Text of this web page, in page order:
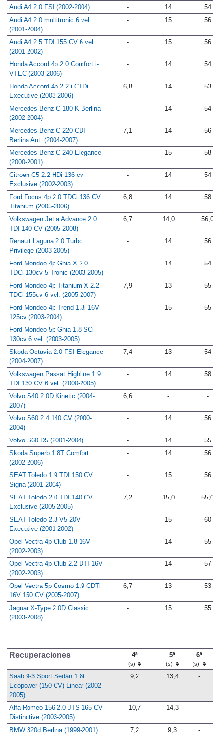
Audi A4 2.0 FSI (2002-2004) - 14
54
Audi A4 2.0 multitronic 6 vel.
(2001-2004)
- 15 56
Audi A4 2.5 TDI 155 CV 6 vel.
(2001-2002)
- 15 56
Honda Accord 4p 2.0 Comfort i-
VTEC (2003-2006)
- 14 54
Honda Accord 4p 2.2 i-CTDi
Executive (2003-2006)
6,8 14 53
Mercedes-Benz C 180 K Berlina
(2002-2004)
- 14 54
Mercedes-Benz C 220 CDI
Berlina Aut. (2004-2007)
7,1 14 56
Mercedes-Benz C 240 Elegance
(2000-2001)
- 15 58
Citroën C5 2.2 HDi 136 cv
Exclusive (2002-2003)
- 14 54
Ford Focus 4p 2.0 TDCi 136 CV
Titanium (2005-2006)
6,8 14 58
Volkswagen Jetta Advance 2.0
TDI 140 CV (2005-2008)
6,7 14,0 56,0
Renault Laguna 2.0 Turbo
Privilege (2003-2005)
- 14 56
Ford Mondeo 4p Ghia X 2.0
TDCi 130cv 5-Tronic (2003-2005)
- 14 54
Ford Mondeo 4p Titanium X 2.2
TDCi 155cv 6 vel. (2005-2007)
7,9 13 55
Ford Mondeo 4p Trend 1.8i 16V
125cv (2003-2004)
- 15 55
Ford Mondeo 5p Ghia 1.8 SCi
130cv 6 vel. (2003-2005)
- - -
Skoda Octavia 2.0 FSI Elegance
(2004-2007)
7,4 13 54
Volkswagen Passat Highline 1.9
TDI 130 CV 6 vel. (2000-2005)
- 14 58
Volvo S40 2.0D Kinetic (2004-
2007)
6,6 - -
Volvo S60 2.4 140 CV (2000-
2004)
- 14 56
Volvo S60 D5 (2001-2004) - 14
55
Skoda Superb 1.8T Comfort
(2002-2006)
- 14 56
SEAT Toledo 1.9 TDI 150 CV
Signa (2001-2004)
- 15 56
SEAT Toledo 2.0 TDI 140 CV
Exclusive (2005-2005)
7,2 15,0 55,0
SEAT Toledo 2.3 V5 20V
Executive (2001-2002)
- 15 60
Opel Vectra 4p Club 1.8 16V
(2002-2003)
- 14 55
Opel Vectra 4p Club 2.2 DTI 16V
(2002-2003)
- 14 57
Opel Vectra 5p Cosmo 1.9 CDTi
16V 150 CV (2005-2007)
6,7 13 53
Jaguar X-Type 2.0D Classic
(2003-2008)
- 15 55
Recuperaciones 4ª
(s)
5ª
(s)
6ª
(s)
Saab 9-3 Sport Sedán 1.8t
Ecopower (150 CV) Linear (2002-
2005)
9,2 13,4 -
Alfa Romeo 156 2.0 JTS 165 CV
Distinctive (2003-2005)
10,7 14,3 -
BMW 320d Berlina (1999-2001) 7,2 9,3
-